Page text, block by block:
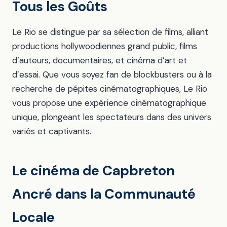
Tous les Goûts
Le Rio se distingue par sa sélection de films, alliant
productions hollywoodiennes grand public, films
d’auteurs, documentaires, et cinéma d’art et
d’essai. Que vous soyez fan de blockbusters ou à la
recherche de pépites cinématographiques, Le Rio
vous propose une expérience cinématographique
unique, plongeant les spectateurs dans des univers
variés et captivants.
Le cinéma de Capbreton
Ancré dans la Communauté
Locale